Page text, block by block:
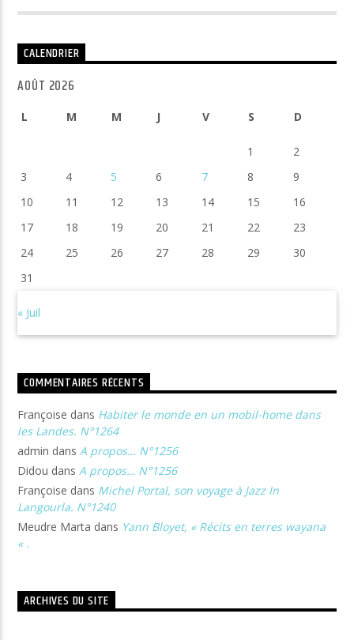
CALENDRIER
AOÛT 2026
L M M J V S D
1
2
3
4 5 6 7 8
9
10
11 12 13 14 15
16
17
18 19 20 21 22
23
24
25 26 27 28 29
30
31
« Juil
COMMENTAIRES RÉCENTS
Françoise dans Habiter le monde en un mobil-home dans
les Landes. N°1264
admin dans A propos… N°1256
Didou dansA propos… N°1256
Françoise dans Michel Portal, son voyage à Jazz In
Langourla. N°1240
Meudre Marta dans Yann Bloyet, « Récits en terres wayana
« .
ARCHIVES DU SITE